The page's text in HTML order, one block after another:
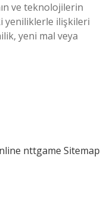
ve teknolojilerin
yeniliklerle ilişkileri
yeni mal veya
nttgame Sitemap